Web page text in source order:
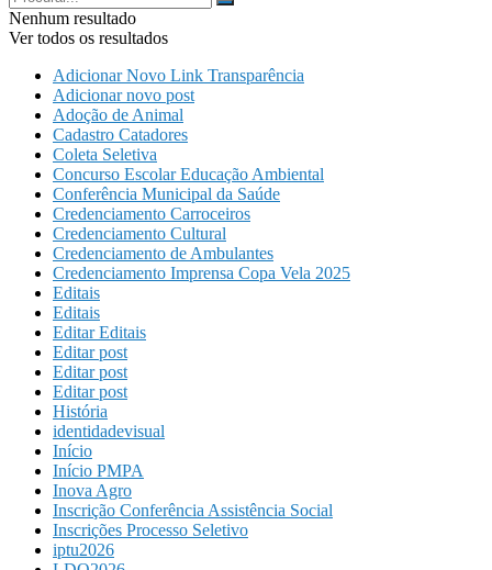
Nenhum resultado
Ver todos os resultados
Adicionar Novo Link Transparência
Adicionar novo post
Adoção de Animal
Cadastro Catadores
Coleta Seletiva
Concurso Escolar Educação Ambiental
Conferência Municipal da Saúde
Credenciamento Carroceiros
Credenciamento Cultural
Credenciamento de Ambulantes
Credenciamento Imprensa Copa Vela 2025
Editais
Editais
Editar Editais
Editar post
Editar post
Editar post
História
identidadevisual
Início
Início PMPA
Inova Agro
Inscrição Conferência Assistência Social
Inscrições Processo Seletivo
iptu2026